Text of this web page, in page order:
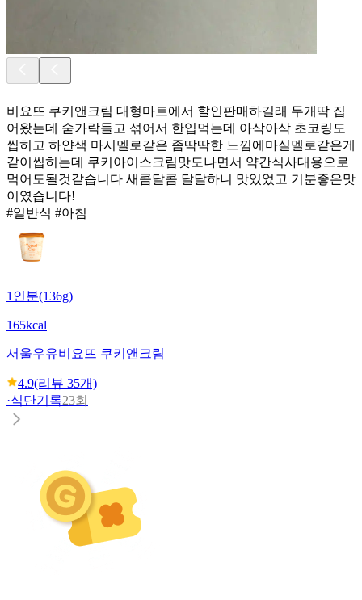
비요뜨 쿠키앤크림 대형마트에서 할인판매하길래 두개딱 집
어왔는데 숟가락들고 섞어서 한입먹는데 아삭아삭 초코링도
씹히고 하얀색 마시멜로같은 좀딱딱한 느낌에마실멜로같은게
같이씹히는데 쿠키아이스크림맛도나면서 약간식사대용으로
먹어도될것같습니다 새콤달콤 달달하니 맛있었고 기분좋은맛
이였습니다!
#일반식 #아침
1인분(136g)
165kcal
서울우유비요뜨 쿠키앤크림
4.9(리뷰 35개)
·식단기록23회